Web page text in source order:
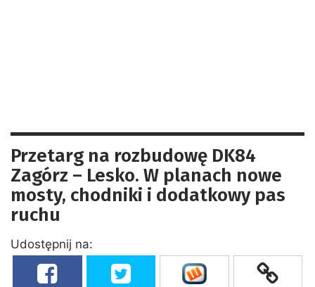
Przetarg na rozbudowę DK84
Zagórz – Lesko. W planach nowe
mosty, chodniki i dodatkowy pas
ruchu
Udostępnij na: